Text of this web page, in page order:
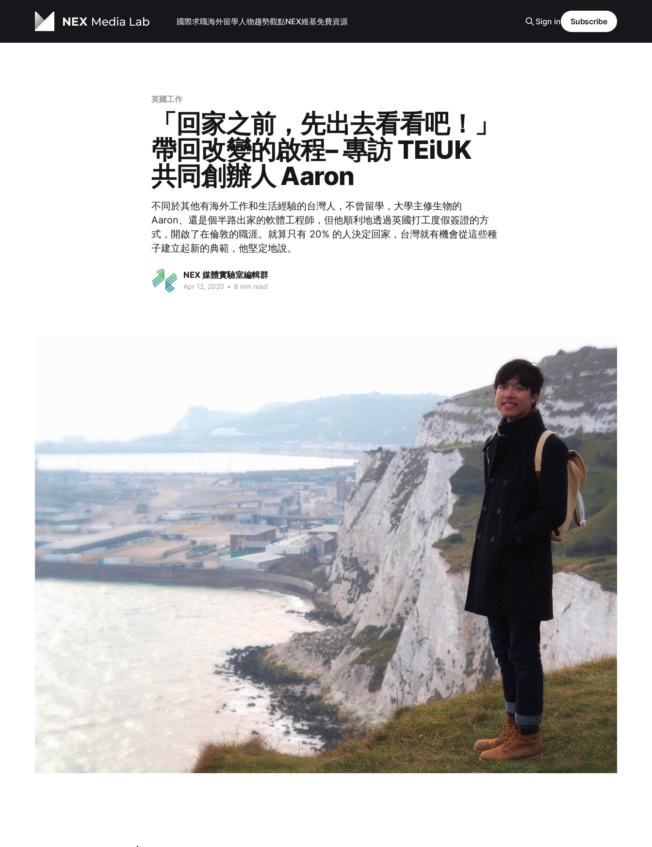
國際求職海外留學人物趨勢觀點NEX維基免費資源 Sign in Subscribe
英國工作
「回家之前，先出去看看吧！」
帶回改變的啟程– 專訪 TEiUK
共同創辦人 Aaron
不同於其他有海外工作和生活經驗的台灣人，不曾留學，大學主修生物的
Aaron、還是個半路出家的軟體工程師，但他順利地透過英國打工度假簽證的方
式，開啟了在倫敦的職涯。就算只有 20% 的人決定回家，台灣就有機會從這些種
子建立起新的典範，他堅定地說。
NEX 媒體實驗室編輯群
Apr 12, 2020 • 8 min read